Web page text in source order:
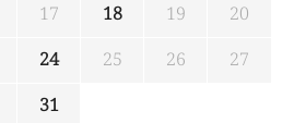
17 18 19
20
24 25 26
27
31